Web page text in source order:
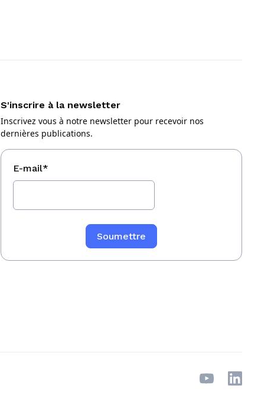
S'inscrire à la newsletter
Inscrivez vous à notre newsletter pour recevoir nos
dernières publications.
E-mail*